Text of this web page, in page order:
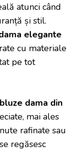
atunci când
și stil.
elegante
cu materiale
pe tot
bluze dama din
mai ales
rafinate sau
regăsesc